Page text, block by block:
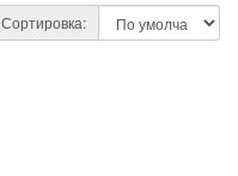
Сортировка: